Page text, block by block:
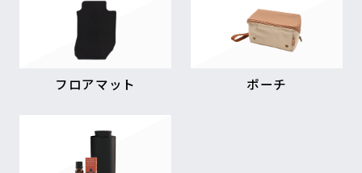
フロアマット ポーチ